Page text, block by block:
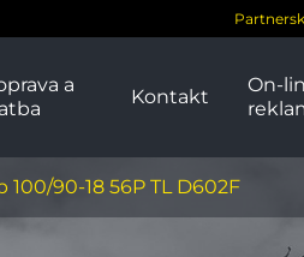
a
Kontakt
On-
100/90-18 56P TL D602F